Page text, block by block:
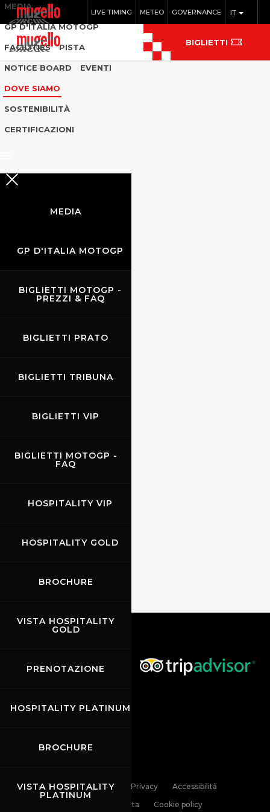
IT
LIVE TIMING METEO GOVERNANCE
MEDIA
GP D'ITALIA MOTOGP
FACILITIES PISTA
NOTICE BOARD EVENTI
DOVE SIAMO
SOSTENIBILITÀ
CERTIFICAZIONI
MEDIA
GP D'ITALIA MOTOGP
BIGLIETTI MOTOGP -
PREZZI & FAQ
BIGLIETTI PRATO
BIGLIETTI TRIBUNA
BIGLIETTI VIP
BIGLIETTI MOTOGP -
FAQ
HOSPITALITY VIP
HOSPITALITY GOLD
BROCHURE
VISTA HOSPITALITY
GOLD
PRENOTAZIONE
HOSPITALITY PLATINUM
BROCHURE
VISTA HOSPITALITY
PLATINUM
BIGLIETTI
Links Contatti Privacy
Accessibilità
Codice di Condotta
Cookie policy